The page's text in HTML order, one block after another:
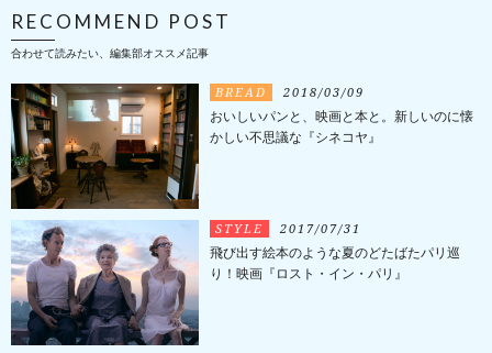
RECOMMEND POST
合わせて読みたい、編集部オススメ記事
BREAD 2018/03/09
おいしいパンと、映画と本と。新しいのに懐
かしい不思議な『シネコヤ』
STYLE 2017/07/31
飛び出す絵本のような夏のどたばたパリ巡
り！映画『ロスト・イン・パリ』